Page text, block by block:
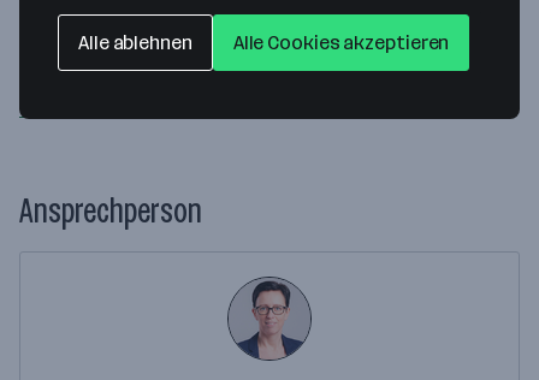
Werkstraße 6
4300 St. Valentin— Route berechnen
Webseite
Ansprechperson
Alle ablehnen Alle Cookies akzeptieren